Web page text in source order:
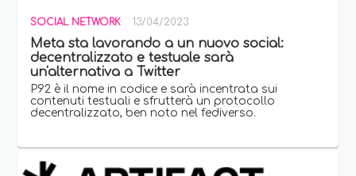
SOCIAL NETWORK 13/04/2023
Meta sta lavorando a un nuovo social:
decentralizzato e testuale sarà
un'alternativa a Twitter
P92 è il nome in codice e sarà incentrata sui
contenuti testuali e sfrutterà un protocollo
decentralizzato, ben noto nel fediverso.